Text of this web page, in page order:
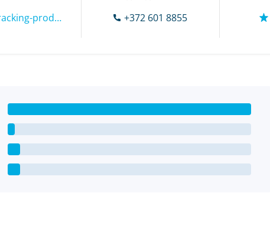
https://post11-ext-tracking-prod.azurewebsites.net
+372 601 8855